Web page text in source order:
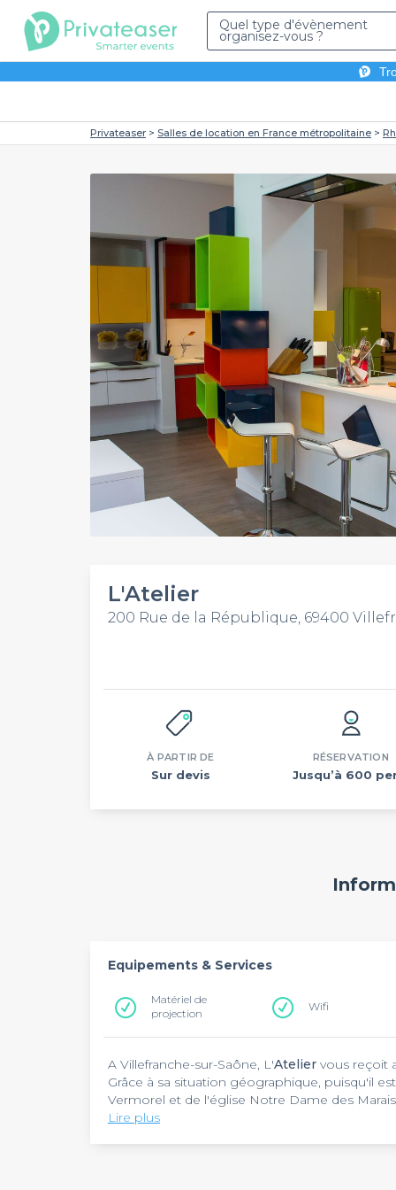
Quel type d'évènement
organisez-vous ?
Privateaser Salles de location en France métropolitaine
L'Atelier
200 Rue de la République, 69400
À PARTIR DE
Sur devis
RÉSERVATION
Jusqu’à 600
Equipements & Services
Matériel de
projection
Wifi
A Villefranche-sur-Saône, L'Atelier vous reçoit
Grâce à sa situation géographique, puisqu'il
Vermorel et de l'église Notre Dame des
équipes, d'une soirée d'entreprise ou d'une
Lire plus